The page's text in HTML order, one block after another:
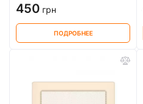
450 грн
ПОДРОБНЕЕ